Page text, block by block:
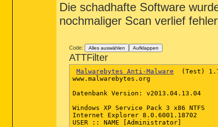
Die schadhafte Software
nochmaliger Scan verlief
Code: Alles auswählen Aufklappen
ATTFilter
Malwarebytes Anti-Malware
(Test)
www.malwarebytes.org
Datenbank Version: v2013.04.13.04
Windows XP Service Pack 3 x86 NTFS
Internet Explorer 8.0.6001.18702
USER :: NAME [Administrator]